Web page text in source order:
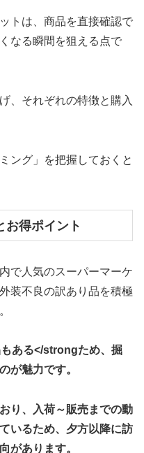
トは、商品を直接確認で
なる瞬間を狙える点で
、それぞれの特徴と購入
ング」を把握しておくと
お得ポイント
で人気のスーパーマーケ
装不良の訳あり品を積極
ある</strongため、掘
が魅力です。
り、入荷～販売までの動
いるため、夕方以降に訪
があります。